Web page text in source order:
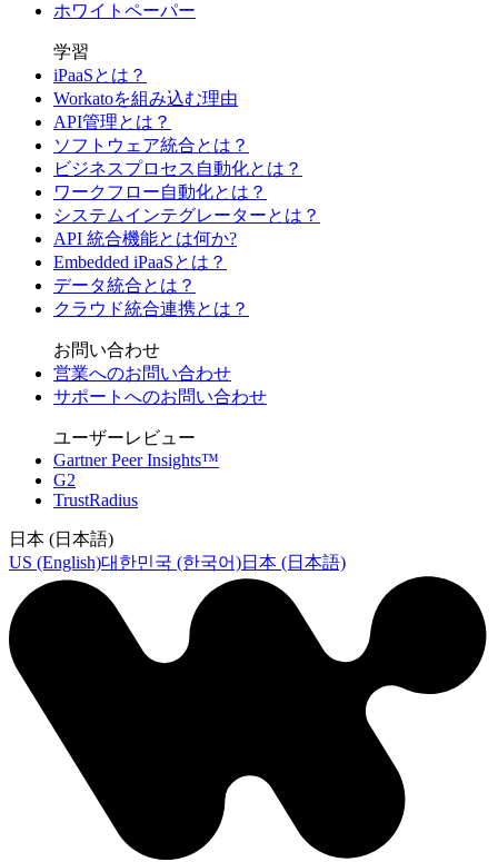
ホワイトペーパー
学習
iPaaSとは？
Workatoを組み込む理由
API管理とは？
ソフトウェア統合とは？
ビジネスプロセス自動化とは？
ワークフロー自動化とは？
システムインテグレーターとは？
API 統合機能とは何か?
Embedded iPaaSとは？
データ統合とは？
クラウド統合連携とは？
お問い合わせ
営業へのお問い合わせ
サポートへのお問い合わせ
ユーザーレビュー
Gartner Peer Insights™
G2
TrustRadius
日本 (日本語)
US (English)대한민국 (한국어)日本 (日本語)